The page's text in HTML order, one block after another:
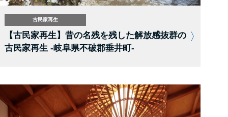
古民家再生
【古民家再生】昔の名残を残した解放感抜群の
古民家再生 -岐阜県不破郡垂井町-